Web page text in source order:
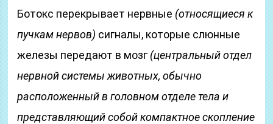
Ботокс перекрывает нервные (относящиеся к
пучкам нервов) сигналы, которые слюнные
железы передают в мозг (центральный отдел
нервной системы животных, обычно
расположенный в головном отделе тела и
представляющий собой компактное скопление